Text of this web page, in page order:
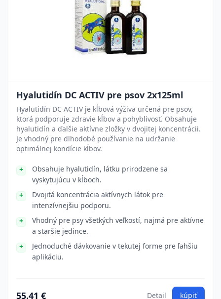
Hyalutidín DC ACTIV pre psov 2x125ml
Hyalutidín DC ACTIV je kĺbová výživa určená pre psov,
ktorá podporuje zdravie kĺbov a pohyblivosť. Obsahuje
hyalutidín a ďalšie aktívne zložky v dvojitej koncentrácii.
Je vhodný pre dlhodobé používanie na udržanie
optimálnej kondície kĺbov.
Obsahuje hyalutidín, látku prirodzene sa
vyskytujúcu v kĺboch.
Dvojitá koncentrácia aktívnych látok pre
intenzívnejšiu podporu.
Vhodný pre psy všetkých veľkostí, najmä pre aktívne
a staršie jedince.
Jednoduché dávkovanie v tekutej forme pre ľahšiu
aplikáciu.
55.41 € Detail kúpiť